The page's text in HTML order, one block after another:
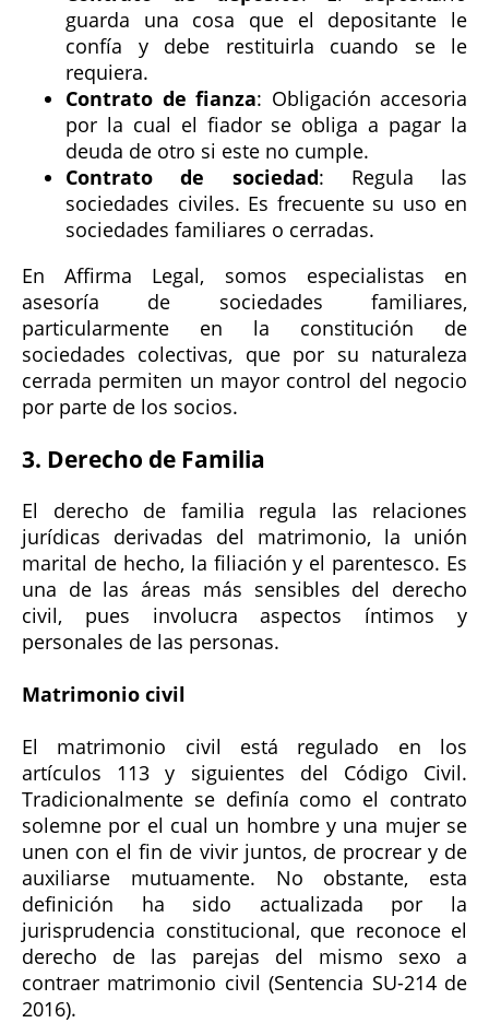
guarda una cosa que el depositante le
confía y debe restituirla cuando se le
requiera.
Contrato de fianza: Obligación accesoria
por la cual el fiador se obliga a pagar la
deuda de otro si este no cumple.
Contrato de sociedad: Regula las
sociedades civiles. Es frecuente su uso en
sociedades familiares o cerradas.
En Affirma Legal, somos especialistas en
asesoría de sociedades familiares,
particularmente en la constitución de
sociedades colectivas, que por su naturaleza
cerrada permiten un mayor control del negocio
por parte de los socios.
3. Derecho de Familia
El derecho de familia regula las relaciones
jurídicas derivadas del matrimonio, la unión
marital de hecho, la filiación y el parentesco. Es
una de las áreas más sensibles del derecho
civil, pues involucra aspectos íntimos y
personales de las personas.
Matrimonio civil
El matrimonio civil está regulado en los
artículos 113 y siguientes del Código Civil.
Tradicionalmente se definía como el contrato
solemne por el cual un hombre y una mujer se
unen con el fin de vivir juntos, de procrear y de
auxiliarse mutuamente. No obstante, esta
definición ha sido actualizada por la
jurisprudencia constitucional, que reconoce el
derecho de las parejas del mismo sexo a
contraer matrimonio civil (Sentencia SU-214 de
2016).